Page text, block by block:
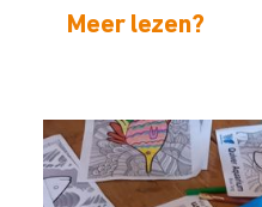
Meer lezen?